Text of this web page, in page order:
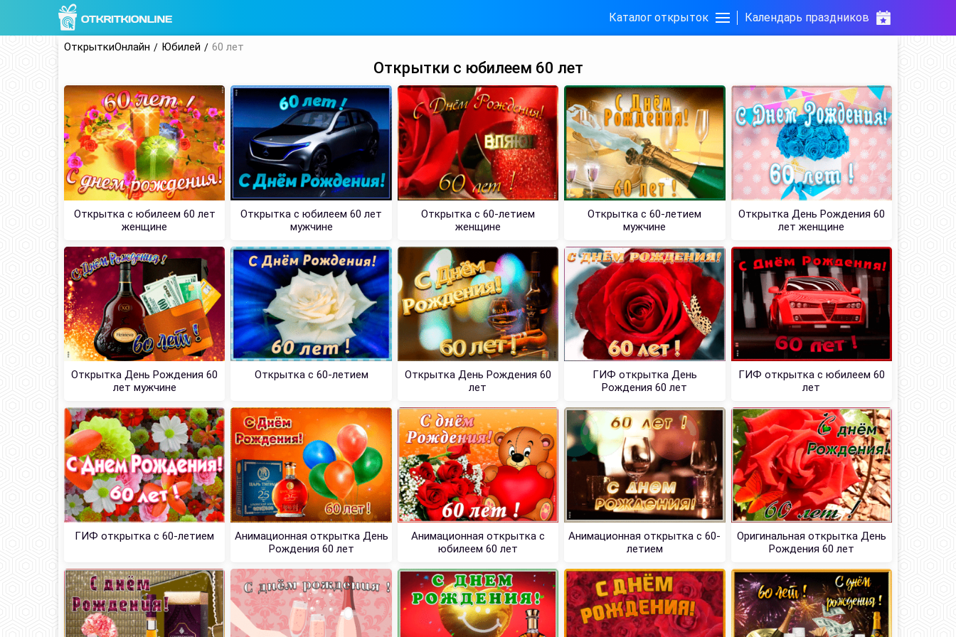
Каталог открыток Календарь праздников
ОткрыткиОнлайн Юбилей 60 лет
Открытки с юбилеем 60 лет
Открытка с юбилеем 60 лет
женщине
Открытка с юбилеем 60 лет
мужчине
Открытка с 60-летием
женщине
Открытка с 60-летием
мужчине
Открытка День Рождения 60
лет женщине
Открытка День Рождения 60
лет мужчине
Открытка с 60-летием
Открытка День Рождения 60
лет
ГИФ открытка День
Рождения 60 лет
ГИФ открытка с юбилеем 60
лет
ГИФ открытка с 60-летием
Анимационная открытка День
Рождения 60 лет
Анимационная открытка с
юбилеем 60 лет
Анимационная открытка с 60-
летием
Оригинальная открытка День
Рождения 60 лет